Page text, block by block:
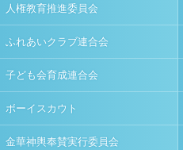
人権教育推進委員会
ふれあいクラブ連合会
子ども会育成連合会
ボーイスカウト
金華神輿奉賛実行委員会